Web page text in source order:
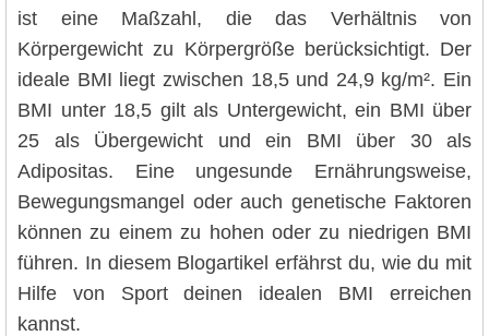
ist eine Maßzahl, die das Verhältnis von
Körpergewicht zu Körpergröße berücksichtigt. Der
ideale BMI liegt zwischen 18,5 und 24,9 kg/m². Ein
BMI unter 18,5 gilt als Untergewicht, ein BMI über
25 als Übergewicht und ein BMI über 30 als
Adipositas. Eine ungesunde Ernährungsweise,
Bewegungsmangel oder auch genetische Faktoren
können zu einem zu hohen oder zu niedrigen BMI
führen. In diesem Blogartikel erfährst du, wie du mit
Hilfe von Sport deinen idealen BMI erreichen
kannst.